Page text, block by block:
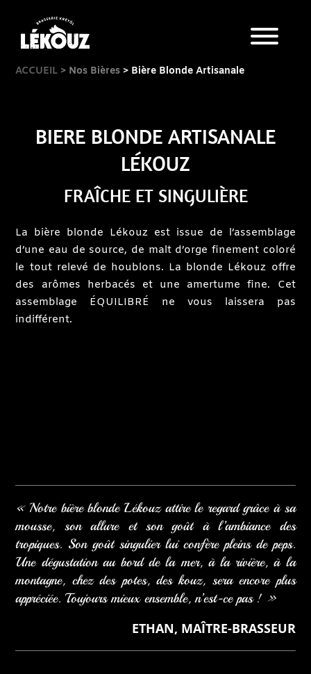
Lkz Touch
Nos Bières
Les Évènements du bar
Visite brasserie
ACCUEIL > Nos Bières > Bière Blonde Artisanale
BIERE BLONDE ARTISANALE
LÉKOUZ
FRAÎCHE ET SINGULIÈRE
La bière blonde Lékouz est issue de l’assemblage
d’une eau de source, de malt d’orge finement coloré
le tout relevé de houblons. La blonde Lékouz offre
des arômes herbacés et une amertume fine. Cet
assemblage ÉQUILIBRÉ ne vous laissera pas
indifférent.
«Notre bière blonde Lékouz attire le regard grâce à sa
mousse, son allure et son goût à l’ambiance des
tropiques. Son goût singulier lui confère pleins de peps.
Une dégustation au bord de la mer, à la rivière, à la
montagne, chez des potes, des kouz, sera encore plus
appréciée. Toujours mieux ensemble, n’est-ce pas ! »
ETHAN, MAÎTRE-BRASSEUR